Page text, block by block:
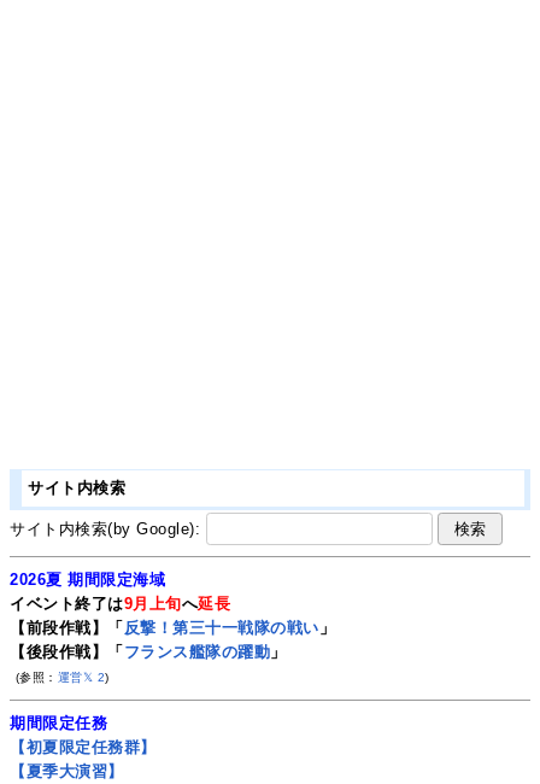
サイト内検索
サイト内検索(by Google):
2026夏 期間限定海域
イベント終了は9月上旬へ延長
【前段作戦】「 反撃！第三十一戦隊の戦い 」
【後段作戦】「フランス艦隊の躍動 」
(参照： 運営𝕏 2)
期間限定任務
【初夏限定任務群】
【夏季大演習】